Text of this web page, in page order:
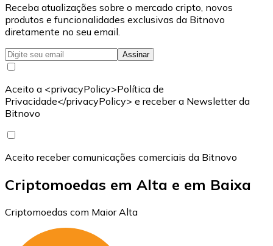
Receba atualizações sobre o mercado cripto, novos
produtos e funcionalidades exclusivas da Bitnovo
diretamente no seu email.
Assinar
Aceito a <privacyPolicy>Política de
Privacidade</privacyPolicy> e receber a Newsletter da
Bitnovo
Aceito receber comunicações comerciais da Bitnovo
Criptomoedas em Alta e em Baixa
Criptomoedas com Maior Alta